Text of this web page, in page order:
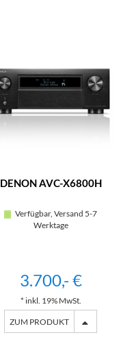
DENON AVC-X6800H
Verfügbar, Versand 5-7
Werktage
3.700,- €
* inkl. 19% MwSt.
ZUM PRODUKT